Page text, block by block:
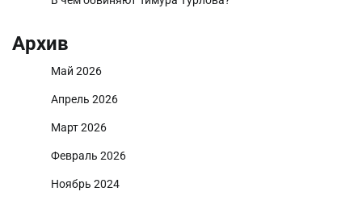
Архив
Май 2026
Апрель 2026
Март 2026
Февраль 2026
Ноябрь 2024